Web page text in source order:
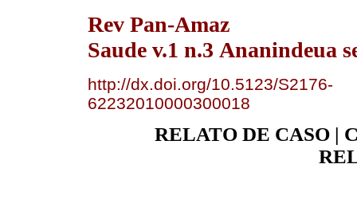
Rev Pan-Amaz
Saude v.1 n.3 Ananindeua
http://dx.doi.org/10.5123/S2176-
62232010000300018
RELATO DE CASO |